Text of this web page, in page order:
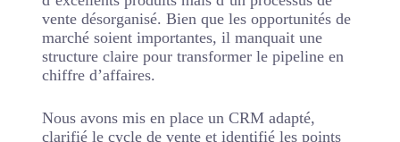
vente désorganisé. Bien que les opportunités de
marché soient importantes, il manquait une
structure claire pour transformer le pipeline en
chiffre d’affaires.
Nous avons mis en place un CRM adapté,
clarifié le cycle de vente et identifié les points